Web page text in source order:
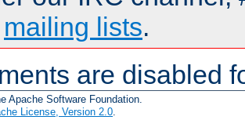
mailing lists.
are disabled
Apache Software Foundation.
License, Version 2.0